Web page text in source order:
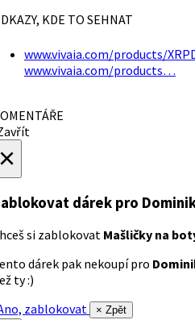
KDE TO SEHNAT
www.vivaia.com/products/
www.vivaia.com/products…
dárek pro
si zablokovat Mašličky na
dárek pak nekoupí pro
ty :)
zablokovat
× Zpět